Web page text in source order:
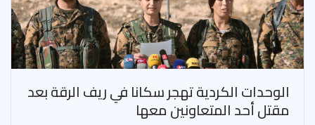
الوحدات الكردية تهجر سكانا في ريف الرقة بعد
مقتل أحد المتعاونين معها